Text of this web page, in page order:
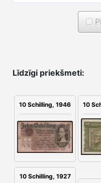
Līdzīgi priekšmeti:
10 Schilling, 1946 10
10 Schilling, 1927